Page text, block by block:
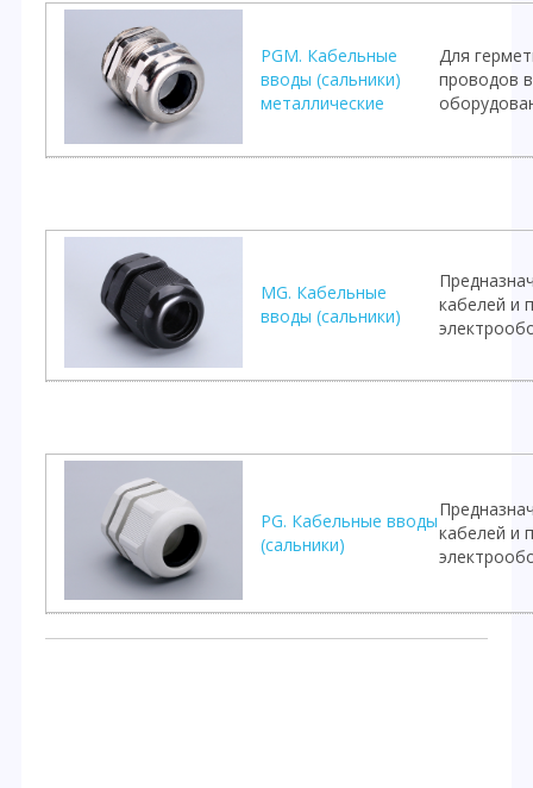
PGM. Кабельные
вводы (сальники)
металлические
Для
проводов
MG. Кабельные
вводы (сальники)
кабелей и
PG. Кабельные вводы
(сальники)
кабелей и